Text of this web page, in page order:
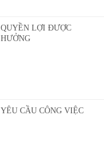
QUYỀN LỢI ĐƯỢC
HƯỞNG
YÊU CẦU CÔNG VIỆC